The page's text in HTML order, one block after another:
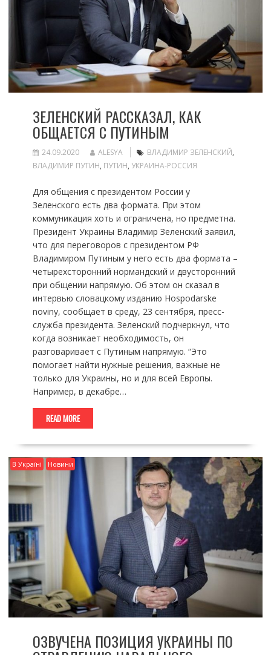
ЗЕЛЕНСКИЙ РАССКАЗАЛ, КАК
ОБЩАЕТСЯ С ПУТИНЫМ
24.09.2020 ALESYA ВЛАДИМИР ЗЕЛЕНСКИЙ,
ВЛАДИМИР ПУТИН, ПУТИН, УКРАИНА-РОССИЯ
Для общения с президентом России у
Зеленского есть два формата. При этом
коммуникация хоть и ограничена, но предметна.
Президент Украины Владимир Зеленский заявил,
что для переговоров с президентом РФ
Владимиром Путиным у него есть два формата –
четырехсторонний нормандский и двусторонний
при общении напрямую. Об этом он сказал в
интервью словацкому изданию Hospodarske
noviny, сообщает в среду, 23 сентября, пресс-
служба президента. Зеленский подчеркнул, что
когда возникает необходимость, он
разговаривает с Путиным напрямую. “Это
помогает найти нужные решения, важные не
только для Украины, но и для всей Европы.
Например, в декабре…
READ MORE
В Україні Новини
ОЗВУЧЕНА ПОЗИЦИЯ УКРАИНЫ ПО